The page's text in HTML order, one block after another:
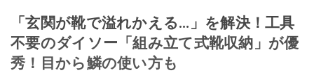
「玄関が靴で溢れかえる…」を解決！工具
不要のダイソー「組み立て式靴収納」が優
秀！目から鱗の使い方も